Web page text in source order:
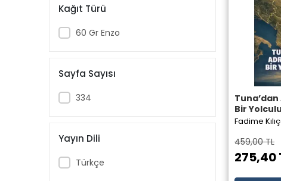
Kağıt Türü
60 Gr Enzo
Sayfa Sayısı
334
Yayın Dili
Türkçe
Bir
Kılıçaslan
Fadime
459,00 TL
275,40